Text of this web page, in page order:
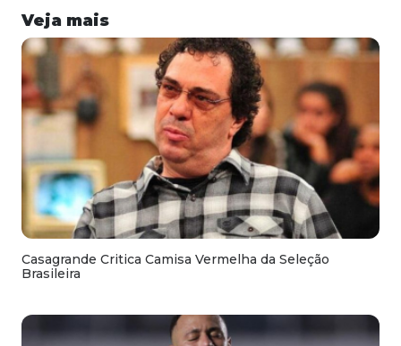
Veja mais
Casagrande Critica Camisa Vermelha da Seleção
Brasileira